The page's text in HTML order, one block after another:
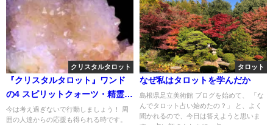
クリスタルタロット
『クリスタルタロット』ワンド
の4 スピリットクォーツ・精霊水
晶
今は考え過ぎないで行動しましょう！ 周
囲の人達からの応援も得られる時です。
タロット
なぜ私はタロットを学んだか
島根県足立美術館 ブログを始めて、 「な
んでタロット占い始めたの？」 と、よく
聞かれるので、今日は答えようと思いま